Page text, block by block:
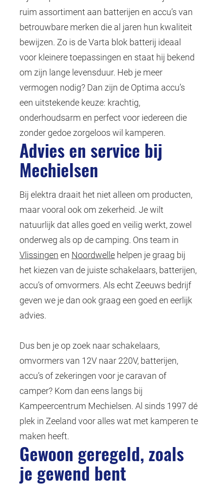
ruim assortiment aan batterijen en accu’s van
betrouwbare merken die al jaren hun kwaliteit
bewijzen. Zo is deVarta blok batterij ideaal
voor kleinere toepassingen en staat hij bekend
om zijn lange levensduur. Heb je meer
vermogen nodig? Dan zijn de Optima accu’s
een uitstekende keuze: krachtig,
onderhoudsarm en perfect voor iedereen die
zonder gedoe zorgeloos wil kamperen.
Advies en service bij
Mechielsen
Bij elektra draait het niet alleen om producten,
maar vooral ook om zekerheid. Je wilt
natuurlijk dat alles goed en veilig werkt, zowel
onderweg als op de camping. Ons team in
Vlissingen en Noordwelle helpen je graag bij
het kiezen van de juiste schakelaars, batterijen,
accu’s of omvormers. Als echt Zeeuws bedrijf
geven we je dan ook graag een goed en eerlijk
advies.
Dus ben je op zoek naar schakelaars,
omvormers van 12V naar 220V, batterijen,
accu’s of zekeringen voor je caravan of
camper? Kom dan eens langs bij
Kampeercentrum Mechielsen. Al sinds 1997 dé
plek in Zeeland voor alles wat met kamperen te
maken heeft.
Gewoon geregeld, zoals
je gewend bent